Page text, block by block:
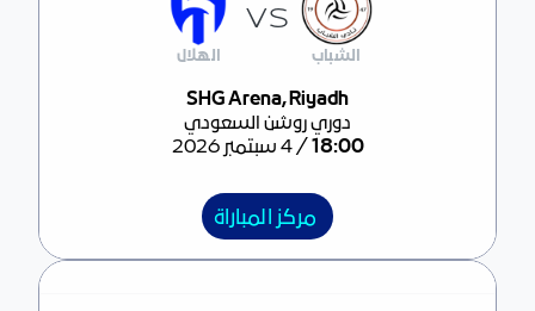
مركز المباراة
SHG Arena, Riyadh
دوري روشن السعودي
18:00
/4 سبتمبر 2026
الشباب
VS
الهلال
مركز المباراة